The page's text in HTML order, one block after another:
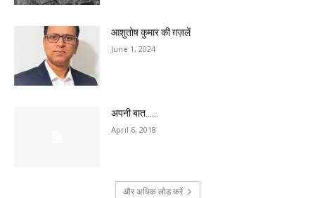
आशुतोष कुमार की ग़ज़लें
June 1, 2024
अपनी बात……
April 6, 2018
और अधिक लोड करें